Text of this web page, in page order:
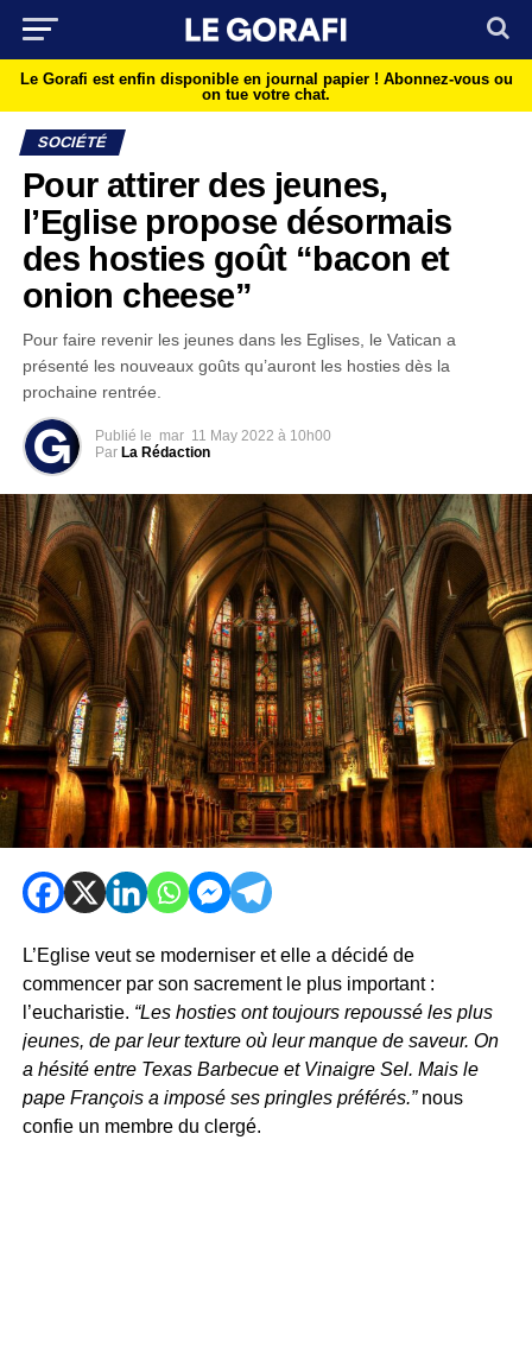
Le Gorafi est enfin disponible en journal papier ! Abonnez-vous ou
on tue votre chat.
SOCIÉTÉ
Pour attirer des jeunes,
l’Eglise propose désormais
des hosties goût “bacon et
onion cheese”
Pour faire revenir les jeunes dans les Eglises, le Vatican a
présenté les nouveaux goûts qu’auront les hosties dès la
prochaine rentrée.
Publié le mar 11 May 2022 à 10h00
Par La Rédaction
L’Eglise veut se moderniser et elle a décidé de
commencer par son sacrement le plus important :
l’eucharistie. “Les hosties ont toujours repoussé les plus
jeunes, de par leur texture où leur manque de saveur. On
a hésité entre Texas Barbecue et Vinaigre Sel. Mais le
pape François a imposé ses pringles préférés.” nous
confie un membre du clergé.